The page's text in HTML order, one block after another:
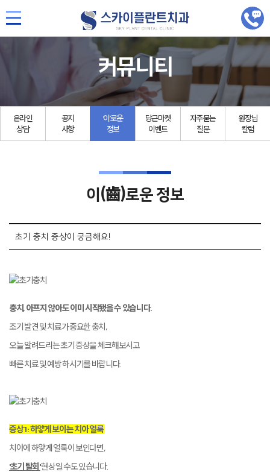
커뮤니티
온라인
상담
공지
사항
‘이’로운
정보
당근마켓
이벤트
자주묻는
질문
원장님
칼럼
이 (齒)로운 정보
초기 충치 증상이 궁금해요!
충치, 아프지 않아도 이미 시작됐을 수 있습니다.
조기 발견 및 치료가 중요한 충치,
오늘 알려드리는 초기 증상을 체크해보시고
빠른 치료 및 예방 하시기를 바랍니다.
증상 1 : 하얗게 보이는 치아 얼룩
치아에 하얗게 얼룩이 보인다면,
'초기 탈회'현상일 수도 있습니다.